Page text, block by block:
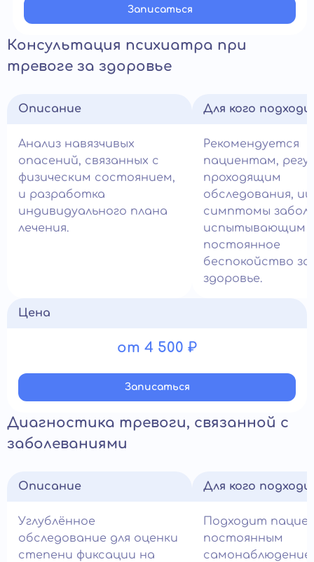
Записатьcя
Консультация психиатра при
тревоге за здоровье
Описание
Анализ навязчивых
опасений, связанных с
физическим состоянием,
и разработка
индивидуального плана
лечения.
Для кого
Рекомендуется
пациентам,
проходящим
обследования,
симптомы
испытывающим
постоянное
беспокойство за
здоровье.
Цена
от 4 500 ₽
Записатьcя
Диагностика тревоги, связанной с
заболеваниями
Описание
Углублённое
обследование для оценки
степени фиксации на
Для кого
Подходит
постоянным